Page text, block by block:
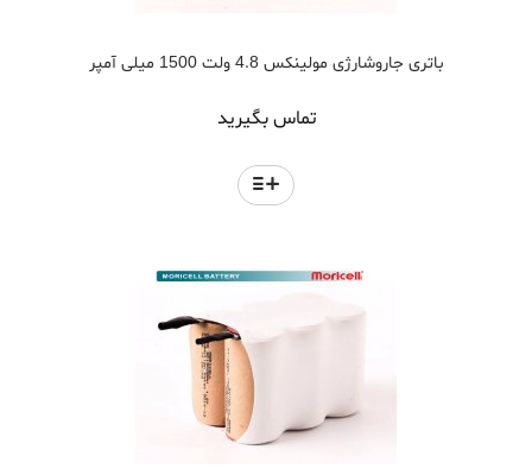
باتری جاروشارژی مولینکس 4.8 ولت 1500 میلی آمپر
تماس بگیرید